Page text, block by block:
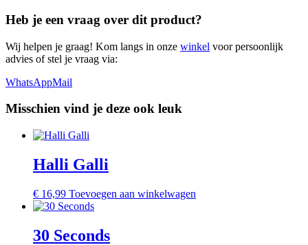
Heb je een vraag over dit product?
Wij helpen je graag! Kom langs in onze winkel voor persoonlijk
advies of stel je vraag via:
WhatsAppMail
Misschien vind je deze ook leuk
Halli Galli
€ 16,99 Toevoegen aan winkelwagen
30 Seconds